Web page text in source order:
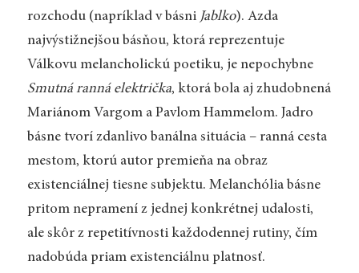
rozchodu (napríklad v básni Jablko). Azda
najvýstižnejšou básňou, ktorá reprezentuje
Válkovu melancholickú poetiku, je nepochybne
Smutná ranná električka, ktorá bola aj zhudobnená
Mariánom Vargom a Pavlom Hammelom. Jadro
básne tvorí zdanlivo banálna situácia – ranná cesta
mestom, ktorú autor premieňa na obraz
existenciálnej tiesne subjektu. Melanchólia básne
pritom nepramení z jednej konkrétnej udalosti,
ale skôr z repetitívnosti každodennej rutiny, čím
nadobúda priam existenciálnu platnosť.